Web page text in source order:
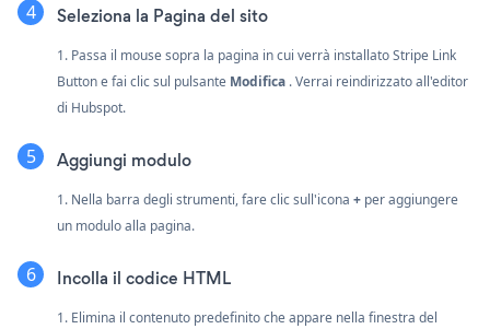
Seleziona la Pagina del sito
1. Passa il mouse sopra la pagina in cui verrà installato Stripe Link
Button e fai clic sul pulsante Modifica . Verrai reindirizzato all'editor
di Hubspot.
Aggiungi modulo
1. Nella barra degli strumenti, fare clic sull'icona + per aggiungere
un modulo alla pagina.
Incolla il codice HTML
1. Elimina il contenuto predefinito che appare nella finestra del